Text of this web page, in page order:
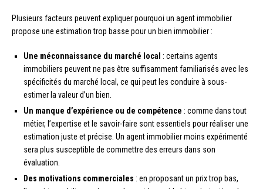
Plusieurs facteurs peuvent expliquer pourquoi un agent immobilier
propose une estimation trop basse pour un bien immobilier :
Une méconnaissance du marché local : certains agents
immobiliers peuvent ne pas être suffisamment familiarisés avec les
spécificités du marché local, ce qui peut les conduire à sous-
estimer la valeur d’un bien.
Un manque d’expérience ou de compétence : comme dans tout
métier, l’expertise et le savoir-faire sont essentiels pour réaliser une
estimation juste et précise. Un agent immobilier moins expérimenté
sera plus susceptible de commettre des erreurs dans son
évaluation.
Des motivations commerciales : en proposant un prix trop bas,